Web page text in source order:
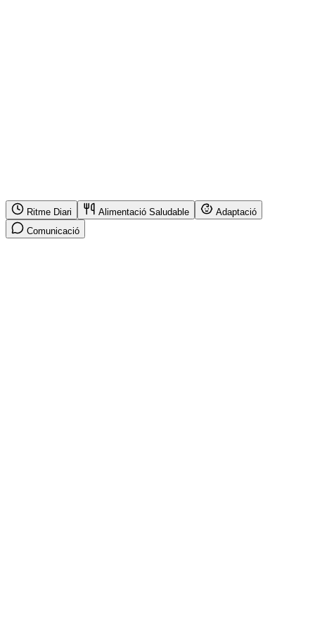
Ritme Diari Alimentació Saludable
Adaptació
Comunicació